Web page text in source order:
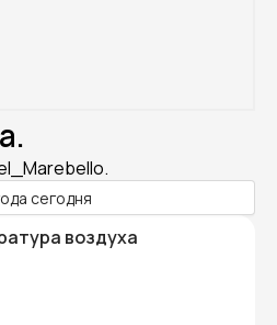
сегодня
воздуха